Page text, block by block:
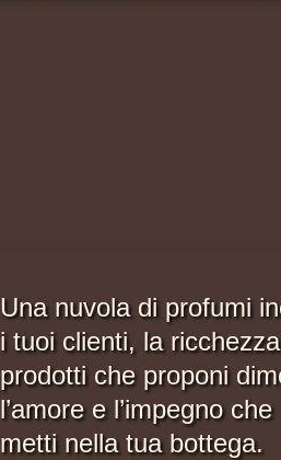
Una nuvola di profumi
i tuoi clienti, la
prodotti che proponi
l’amore e l’impegno che
metti nella tua bottega.